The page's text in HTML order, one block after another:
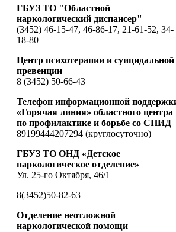
ГБУЗ ТО "Областной
наркологический диспансер"
(3452) 46-15-47, 46-86-17, 21-61-52, 34-
18-80
Центр психотерапии и суицидальной
превенции
8 (3452) 50-66-43
Телефон информационной
«Горячая линия» областного центра
по профилактике и борьбе со СПИД
89199444207294 (круглосуточно)
ГБУЗ ТО ОНД «Детское
наркологическое отделение»
Ул. 25-го Октября, 46/1
8(3452)50-82-63
Отделение неотложной
наркологической помощи